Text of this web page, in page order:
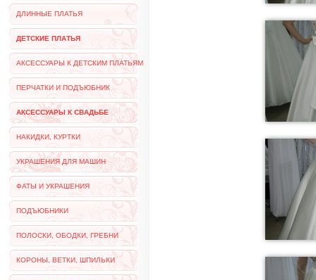
ДЛИННЫЕ ПЛАТЬЯ
ДЕТСКИЕ ПЛАТЬЯ
АКСЕССУАРЫ К ДЕТСКИМ ПЛАТЬЯМ
ПЕРЧАТКИ И ПОДЪЮБНИК
АКСЕССУАРЫ К СВАДЬБЕ
НАКИДКИ, КУРТКИ
УКРАШЕНИЯ ДЛЯ МАШИН
ФАТЫ И УКРАШЕНИЯ
ПОДЪЮБНИКИ
ПОЛОСКИ, ОБОДКИ, ГРЕБНИ
КОРОНЫ, ВЕТКИ, ШПИЛЬКИ